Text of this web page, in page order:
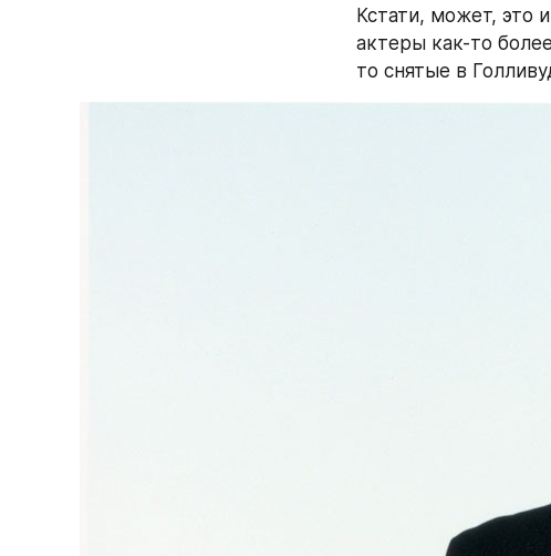
Кстати, может, это
актеры как-то
то снятые в